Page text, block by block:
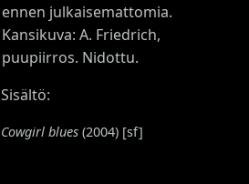
ennen julkaisemattomia.
Kansikuva: A. Friedrich,
puupiirros. Nidottu.
Sisältö:
Cowgirl blues(2004) [sf]